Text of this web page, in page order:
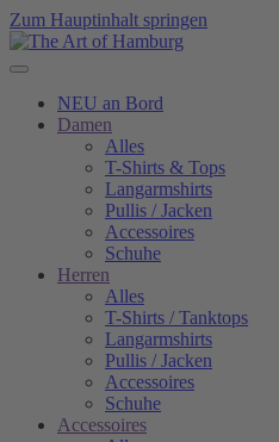
Zum Hauptinhalt springen
NEU an Bord
Damen
Alles
T-Shirts & Tops
Langarmshirts
Pullis / Jacken
Accessoires
Schuhe
Herren
Alles
T-Shirts / Tanktops
Langarmshirts
Pullis / Jacken
Accessoires
Schuhe
Accessoires